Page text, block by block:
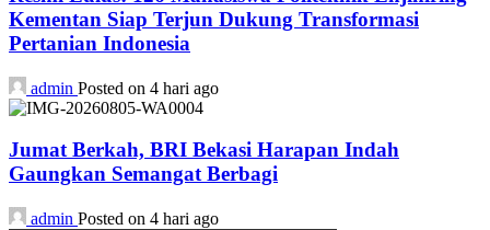
Kementan Siap Terjun Dukung Transformasi
Pertanian Indonesia
admin Posted on 4 hari ago
Jumat Berkah, BRI Bekasi Harapan Indah
Gaungkan Semangat Berbagi
admin Posted on 4 hari ago